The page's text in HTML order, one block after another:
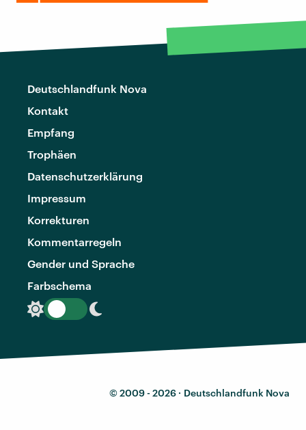
Deutschlandfunk Nova
Kontakt
Empfang
Trophäen
Datenschutzerklärung
Impressum
Korrekturen
Kommentarregeln
Gender und Sprache
Farbschema
© 2009 - 2026 · Deutschlandfunk Nova